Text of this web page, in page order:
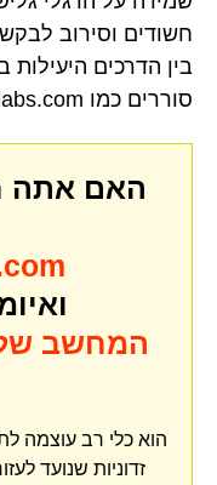
חשודים וסירוב
בין הדרכים היעילות
סוררים כמו Growthsummitlabs.com.
האם אתה
המחשב
זדוניות שנועד